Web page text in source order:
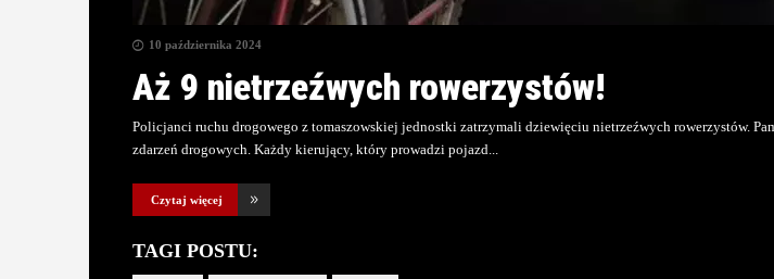
10 października 2024
Aż 9 nietrzeźwych rowerzystów!
Policjanci ruchu drogowego z tomaszowskiej jednostki zatrzymali dziewięciu nietrzeźwych rowerzystów.
zdarzeń drogowych. Każdy kierujący, który prowadzi pojazd
Czytaj więcej
TAGI POSTU: